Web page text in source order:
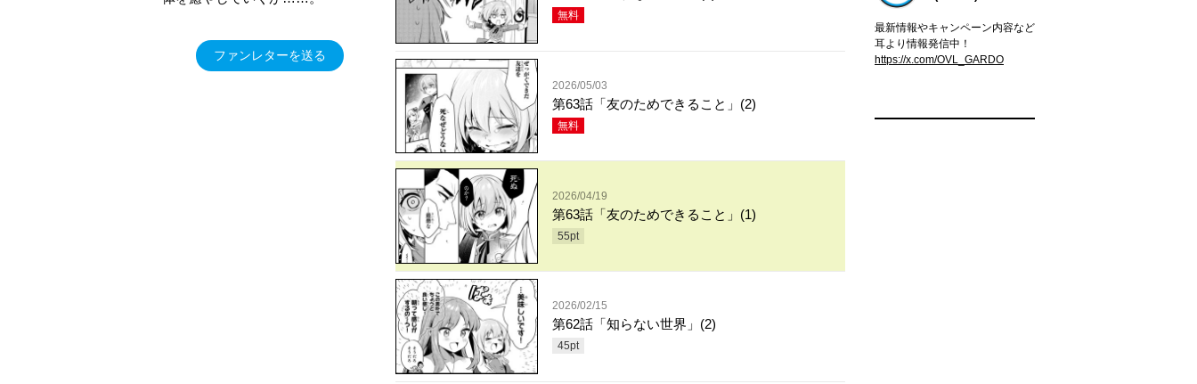
ファンレターを送る
無料
2026/05/03
第63話「友のためできること」(2)
無料
2026/04/19
第63話「友のためできること」(1)
55pt
2026/02/15
第62話「知らない世界」(2)
45pt
最新情報やキャンペーン内容など
耳より情報発信中！
https://x.com/OVL_GARDO